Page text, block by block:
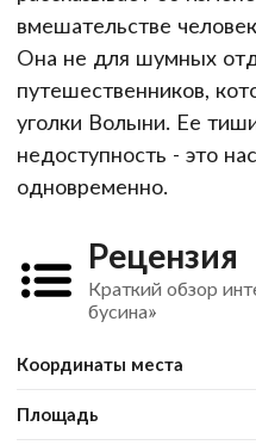
вмешательстве
Она не для шумных
путешественников,
уголки Волыни. Ее
недоступность - это
одновременно.
Рецензия
Краткий обзор
бусина»
Координаты места
Площадь